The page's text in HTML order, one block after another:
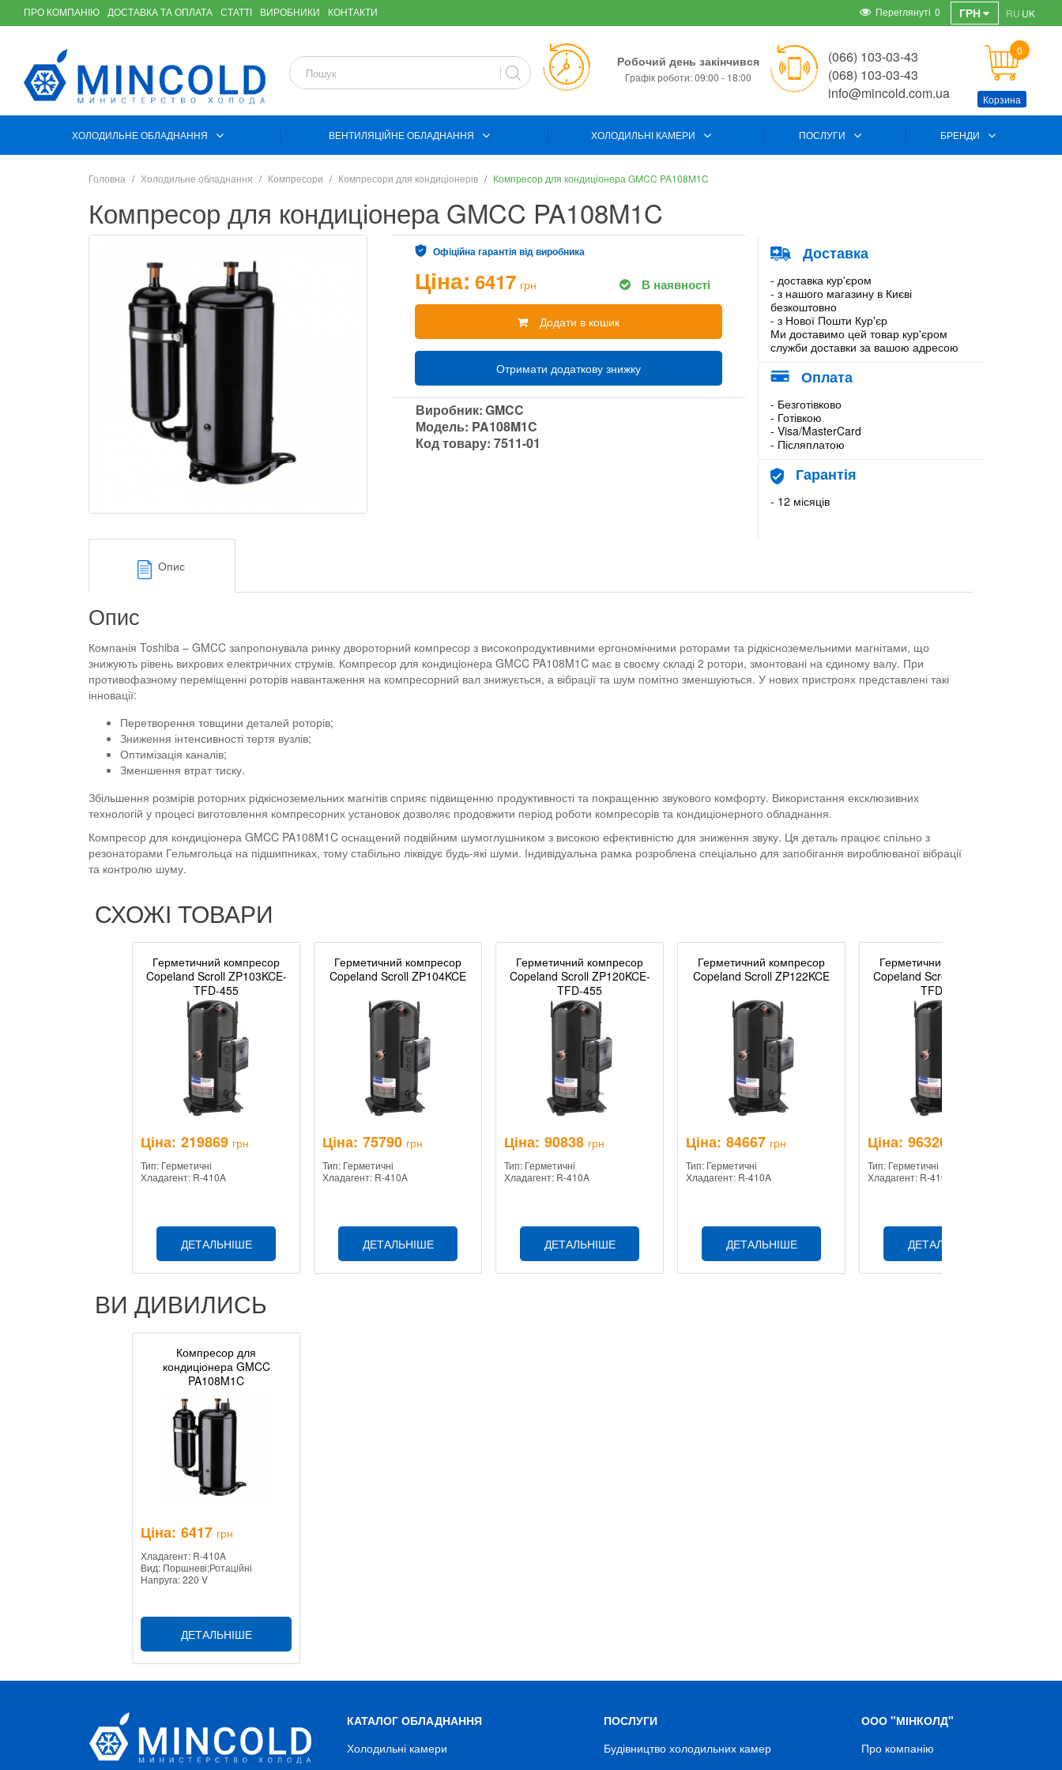
ПРО КОМПАНІЮ ДОСТАВКА ТА ОПЛАТА СТАТТІ ВИРОБНИКИ КОНТАКТИ ГРН RU UK
Переглянуті 0
Робочий день закінчився
Графік роботи: 09:00 - 18:00
(066) 103-03-43
(068) 103-03-43
info@mincold.com.ua
0
Корзина
ХОЛОДИЛЬНЕ ОБЛАДНАННЯ ВЕНТИЛЯЦІЙНЕ ОБЛАДНАННЯ ХОЛОДИЛЬНІ КАМЕРИ ПОСЛУГИ БРЕНДИ
Головна Холодильне обладнання Компресори Компресори для кондиціонерів Компресор для кондиціонера GMCC PA108M1C
Компресор для кондиціонера GMCC PA108M1C
Офіційна гарантія від виробника
Ціна: 6417 грн В наявності
Додати в кошик
Отримати додаткову знижку
Виробник:GMCC
Модель: PA108M1C
Код товару:7511-01
Доставка
- доставка кур'єром
- з нашого магазину в Києві
безкоштовно
- з Нової Пошти Кур'єр
Ми доставимо цей товар кур'єром
служби доставки за вашою адресою
Оплата
- Безготівково
- Готівкою
- Visa/MasterCard
- Післяплатою
Гарантія
- 12 місяців
Опис
Опис
Компанія Toshiba – GMCC запропонувала ринку двороторний компресор з високопродуктивними ергономічними роторами та рідкісноземельними магнітами, що
знижують рівень вихрових електричних струмів. Компресор для кондиціонера GMCC PA108M1C має в своєму складі 2 ротори, змонтовані на єдиному валу. При
противофазному переміщенні роторів навантаження на компресорний вал знижується, а вібрації та шум помітно зменшуються. У нових пристроях представлені такі
інновації:
Перетворення товщини деталей роторів;
Зниження інтенсивності тертя вузлів;
Оптимізація каналів;
Зменшення втрат тиску.
Збільшення розмірів роторних рідкісноземельних магнітів сприяє підвищенню продуктивності та покращенню звукового комфорту. Використання ексклюзивних
технологій у процесі виготовлення компресорних установок дозволяє продовжити період роботи компресорів та кондиціонерного обладнання.
Компресор для кондиціонера GMCC PA108M1C оснащений подвійним шумоглушником з високою ефективністю для зниження звуку. Ця деталь працює спільно з
резонаторами Гельмгольца на підшипниках, тому стабільно ліквідує будь-які шуми. Індивідуальна рамка розроблена спеціально для запобігання вироблюваної вібрації
та контролю шуму.
СХОЖІ ТОВАРИ
Герметичний компресор
Copeland Scroll ZP103KCE-
TFD-455
Ціна: 219869 грн
Тип: Герметичні
Хладагент: R-410A
ДЕТАЛЬНІШЕ
Герметичний компресор
Copeland Scroll ZP104KCE
Ціна: 75790 грн
Тип: Герметичні
Хладагент: R-410A
ДЕТАЛЬНІШЕ
Герметичний компресор
Copeland Scroll ZP120KCE-
TFD-455
Ціна: 90838 грн
Тип: Герметичні
Хладагент: R-410A
ДЕТАЛЬНІШЕ
Герметичний компресор
Copeland Scroll ZP122KCE
Ціна: 84667 грн
Тип: Герметичні
Хладагент: R-410A
ДЕТАЛЬНІШЕ
Герметичний компресор
Copeland Scroll ZP137KCE-
TFD-455
Ціна: 96320
Тип: Герметичні
Хладагент: R-410A
ДЕТАЛЬНІШЕ
ВИ ДИВИЛИСЬ
Компресор для
кондиціонера GMCC
PA108M1C
Ціна: 6417 грн
Хладагент: R-410A
Вид: Поршневі;Ротаційні
Напруга: 220 V
ДЕТАЛЬНІШЕ
КАТАЛОГ ОБЛАДНАННЯ
Холодильні камери
ПОСЛУГИ
Будівництво холодильних камер
ООО "МІНКОЛД"
Про компанію